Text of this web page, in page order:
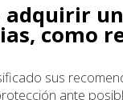
adquirir
como
sus
ante